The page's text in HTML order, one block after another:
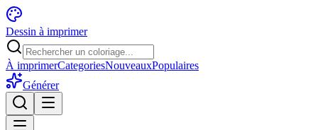
Dessin à imprimer
À imprimerCategoriesNouveauxPopulaires
Générer